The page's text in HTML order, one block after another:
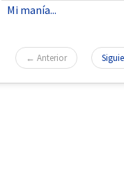
Mi manía...
← Anterior